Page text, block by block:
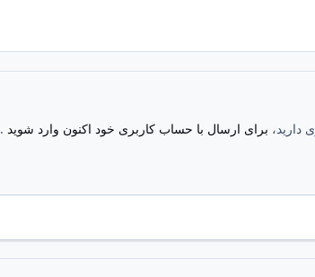
دارید، برای ارسال با حساب کاربری خود اکنون وارد شوید.